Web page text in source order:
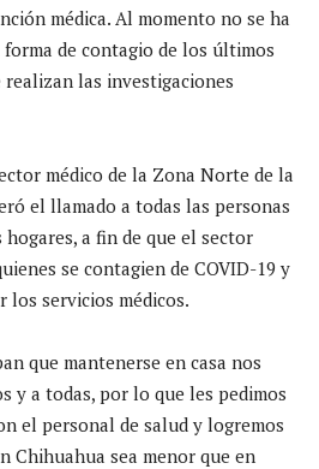
médica. Al momento no se ha
de contagio de los últimos
realizan las investigaciones
médico de la Zona Norte de la
el llamado a todas las personas
a fin de que el sector
se contagien de COVID-19 y
los servicios médicos.
que mantenerse en casa nos
y a todas, por lo que les pedimos
el personal de salud y logremos
Chihuahua sea menor que en